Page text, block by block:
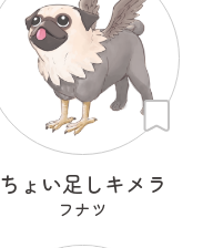
ちょい足しキメラ
フナツ